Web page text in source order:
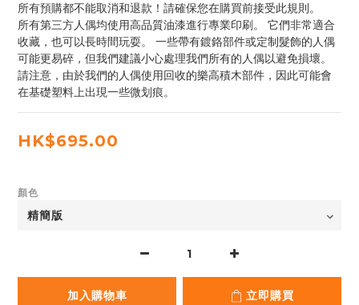
所有預購都不能取消和退款！請確保您在購買前接受此規則。
所有第三方人偶均使用高品質油漆進行專業印刷。 它們非常適合
收藏，也可以長時間玩耍。 一些帶有鍍鉻部件或定制髮飾的人偶
可能更易碎，但我們建議小心處理我們所有的人偶以避免損壞。
請注意，由於我們的人偶使用回收的樂高積木部件，因此可能會
在基礎塑料上出現一些微划痕。
HK$695.00
顏色
加入購物車 立即購買